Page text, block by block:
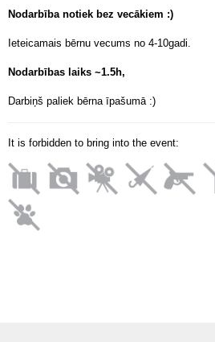
Nodarbība notiek bez vecākiem :)
Ieteicamais bērnu vecums no 4-10gadi.
Nodarbības laiks ~1.5h,
Darbiņš paliek bērna īpašumā :)
It is forbidden to bring into the event: